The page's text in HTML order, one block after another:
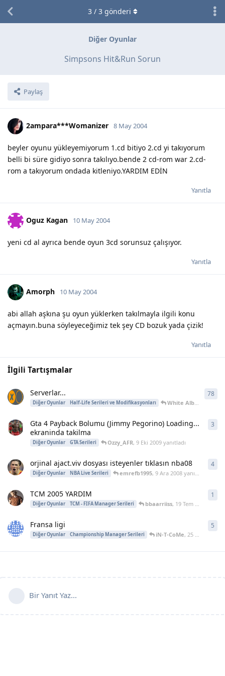
Diğer Oyunlar
Simpsons Hit&Run Sorun
Paylaş
3 / 3 gönderi
2ampara***Womanizer 8 May 2004
beyler oyunu yükleyemiyorum 1.cd bitiyo 2.cd yi takıyorum
belli bi süre gidiyo sonra takılıyo.bende 2 cd-rom war 2.cd-
rom a takıyorum ondada kitleniyo.YARDIM EDİN
Yanıtla
Oguz Kagan 10 May 2004
yeni cd al ayrıca bende oyun 3cd sorunsuz çalışıyor.
Yanıtla
Amorph 10 May 2004
abi allah aşkına şu oyun yüklerken takılmayla ilgili konu
açmayın.buna söyleyeceğimiz tek şey CD bozuk yada çizik!
Yanıtla
İlgili Tartışmalar
Serverlar...
Diğer Oyunlar Half-Life Serileri ve Modifikasyonları White Albatros
78
Gta 4 Payback Bolumu (Jimmy Pegorino) Loading...
ekraninda takilma
Diğer Oyunlar GTA Serileri Ozzy_AFR, 9 Eki 2009yanıtladı
3
orjinal ajact.viv dosyası isteyenler tıklasın nba08
Diğer Oyunlar NBA Live Serileri emrefb1995, 9 Ara 2008yanıtladı
4
TCM 2005 YARDIM
Diğer Oyunlar TCM - FIFA Manager Serileri bbaarriiss, 19 Tem 2005
1
Fransa ligi
Diğer Oyunlar Championship Manager Serileri iN-T-CoMe, 25 Tem 2004
5
Bir Yanıt Yaz...